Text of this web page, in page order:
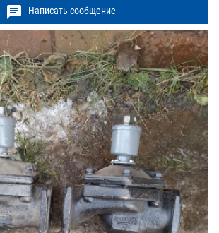
chat Написать сообщение